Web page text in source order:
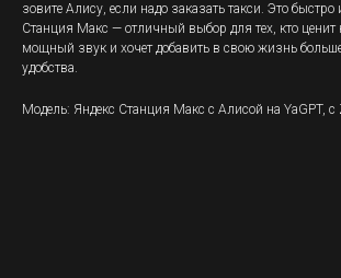
зовите Алису, если надо заказать такси. Это быстро
Станция Макс — отличный выбор для тех, кто ценит
мощный звук и хочет добавить в свою жизнь
удобства.
Модель: Яндекс Станция Макс с Алисой на YaGPT, с